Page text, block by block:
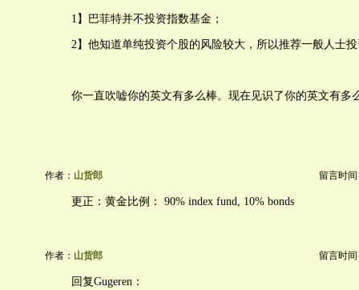
1】巴菲特并不投资指数基金；
2】他知道单纯投资个股的风险较大，所以推荐一般人士
你一直吹嘘你的英文有多么棒。现在见识了你的英文有多
作者： 山货郎 留言时间
更正：黄金比例： 90% index fund, 10% bonds
作者： 山货郎 留言时间
回复Gugeren：